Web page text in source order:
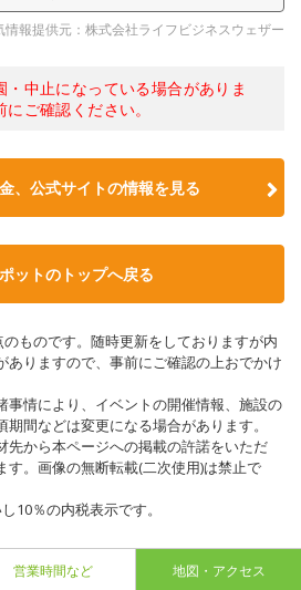
情報提供元：株式会社ライフビジネスウェザー
中止になっている場合がありま
ご確認ください。
、公式サイトの情報を見る
ットのトップへ戻る
ものです。随時更新をしておりますが内
ありますので、事前にご確認の上おでかけ
情により、イベントの開催情報、施設の
間などは変更になる場合があります。
から本ページへの掲載の許諾をいただ
す。画像の無断転載(二次使用)は禁止で
10％の内税表示です。
営業時間など 地図・アクセス